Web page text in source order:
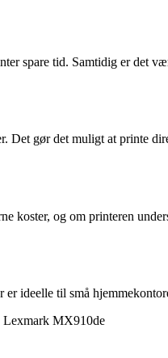
spare tid. Samtidig er det
gør det muligt at printe
og om printeren
ideelle til små
Lexmark MX910de